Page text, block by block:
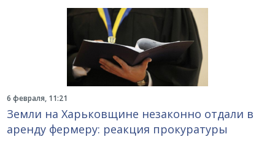
6 февраля, 11:21
Земли на Харьковщине незаконно отдали в
аренду фермеру: реакция прокуратуры